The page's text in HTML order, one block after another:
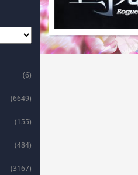
(6)
(6649)
(155)
(484)
(3167)